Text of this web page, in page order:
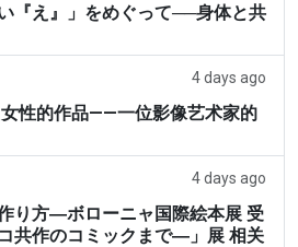
『え』」をめぐって──身体と共
4 days ago
性的作品——一位影像艺术家的
4 days ago
り方―ボローニャ国際絵本展 受
共作のコミックまで―」展 相关